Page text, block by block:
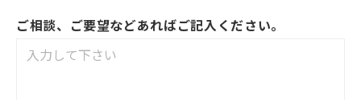
ご相談、ご要望などあればご記入ください。